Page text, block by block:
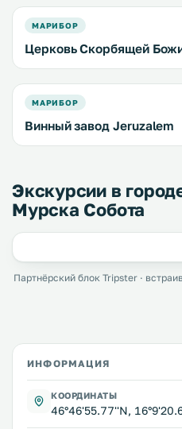
МАРИБОР
Церковь Скорбящей
МАРИБОР
Винный завод Jeruzalem
Экскурсии в
Мурска Собота
Партнёрский блок Tripster ·
ИНФОРМАЦИЯ
КООРДИНАТЫ
46°46'55.77''N,